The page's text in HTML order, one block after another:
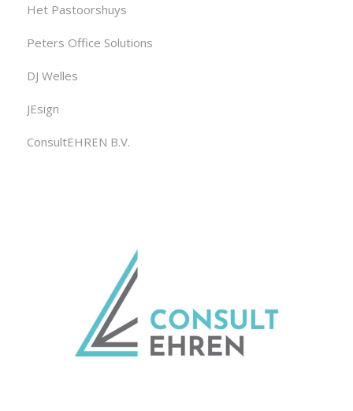
Het Pastoorshuys
Peters Office Solutions
DJ Welles
JEsign
ConsultEHREN B.V.